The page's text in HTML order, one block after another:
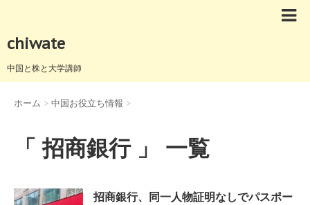
chiwate
中国と株と大学講師
ホーム > 中国お役立ち情報 >
「 招商銀行 」 一覧
招商銀行、同一人物証明なしでパスポー